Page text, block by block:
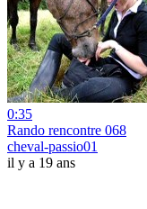
0:35
Rando rencontre 068
cheval-passio01
il y a 19 ans